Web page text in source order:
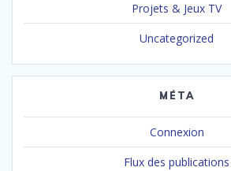
Projets & Jeux TV
Uncategorized
MÉTA
Connexion
Flux des publications